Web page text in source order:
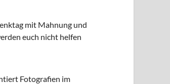
mit Mahnung und
euch nicht helfen
Fotografien im